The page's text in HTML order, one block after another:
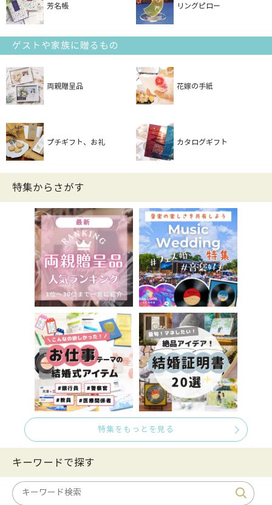
芳名帳 リングピロー
ゲストや家族に贈るもの
両親贈呈品 花嫁の手紙
プチギフト、お礼 カタログギフト
特集からさがす
特集をもっとを見る
キーワードで探す